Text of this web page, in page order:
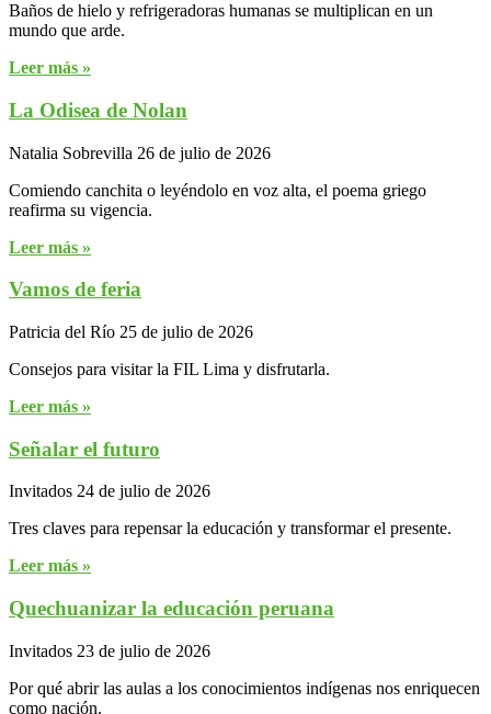
Baños de hielo y refrigeradoras humanas se multiplican en un
mundo que arde.
Leer más »
La Odisea de Nolan
Natalia Sobrevilla 26 de julio de 2026
Comiendo canchita o leyéndolo en voz alta, el poema griego
reafirma su vigencia.
Leer más »
Vamos de feria
Patricia del Río 25 de julio de 2026
Consejos para visitar la FIL Lima y disfrutarla.
Leer más »
Señalar el futuro
Invitados 24 de julio de 2026
Tres claves para repensar la educación y transformar el presente.
Leer más »
Quechuanizar la educación peruana
Invitados 23 de julio de 2026
Por qué abrir las aulas a los conocimientos indígenas nos enriquecen
como nación.